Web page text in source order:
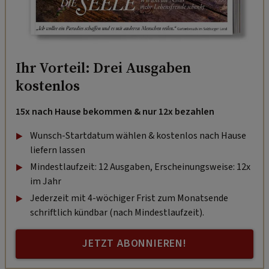
Ihr Vorteil: Drei Ausgaben
kostenlos
15x nach Hause bekommen & nur 12x bezahlen
Wunsch-Startdatum wählen & kostenlos nach Hause
liefern lassen
Mindestlaufzeit: 12 Ausgaben, Erscheinungsweise: 12x
im Jahr
Jederzeit mit 4-wöchiger Frist zum Monatsende
schriftlich kündbar (nach Mindestlaufzeit).
JETZT ABONNIEREN!